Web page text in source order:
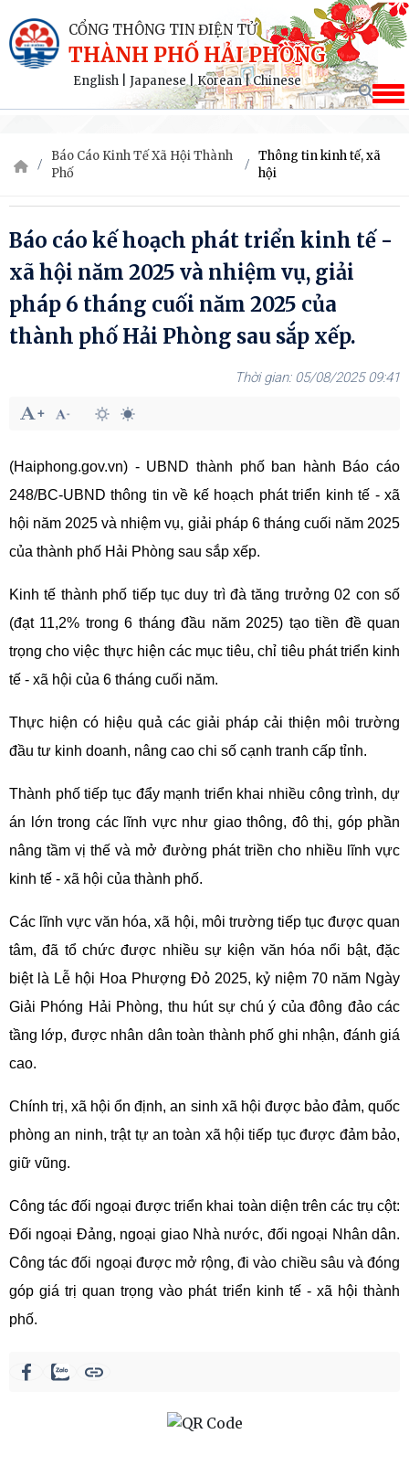
CỔNG THÔNG TIN ĐIỆN TỬ
THÀNH PHỐ HẢI PHÒNG
English Japanese|Korean|Chinese
Báo Cáo Kinh Tế Xã Hội Thành
Phố
Thông tin kinh tế, xã
hội
Báo cáo kế hoạch phát triển kinh tế -
xã hội năm 2025 và nhiệm vụ, giải
pháp 6 tháng cuối năm 2025 của
thành phố Hải Phòng sau sắp xếp.
05/08/2025 09:41
(Haiphong.gov.vn) - UBND thành phố ban hành Báo cáo
248/BC-UBND thông tin về kế hoạch phát triển kinh tế - xã
hội năm 2025 và nhiệm vụ, giải pháp 6 tháng cuối năm 2025
của thành phố Hải Phòng sau sắp xếp.
Kinh tế thành phố tiếp tục duy trì đà tăng trưởng 02 con số
(đạt 11,2% trong 6 tháng đầu năm 2025) tạo tiền đề quan
trọng cho việc thực hiện các mục tiêu, chỉ tiêu phát triển kinh
tế - xã hội của 6 tháng cuối năm.
Thực hiện có hiệu quả các giải pháp cải thiện môi trường
đầu tư kinh doanh, nâng cao chi số cạnh tranh cấp tỉnh.
Thành phố tiếp tục đẩy mạnh triển khai nhiều công trình, dự
án lớn trong các lĩnh vực như giao thông, đô thị, góp phần
nâng tầm vị thế và mở đường phát triền cho nhiều lĩnh vực
kinh tế - xã hội của thành phố.
Các lĩnh vực văn hóa, xã hội, môi trường tiếp tục được quan
tâm, đã tổ chức được nhiều sự kiện văn hóa nổi bật, đặc
biệt là Lễ hội Hoa Phượng Đỏ 2025, kỷ niệm 70 năm Ngày
Giải Phóng Hải Phòng, thu hút sự chú ý của đông đảo các
tầng lớp, được nhân dân toàn thành phố ghi nhận, đánh giá
cao.
Chính trị, xã hội ổn định, an sinh xã hội được bảo đảm, quốc
phòng an ninh, trật tự an toàn xã hội tiếp tục được đảm bảo,
giữ vũng.
Công tác đối ngoại được triển khai toàn diện trên các trụ cột:
Đối ngoại Đảng, ngoại giao Nhà nước, đối ngoại Nhân dân.
Công tác đối ngoại được mở rộng, đi vào chiều sâu và đóng
góp giá trị quan trọng vào phát triển kinh tế - xã hội thành
phố.